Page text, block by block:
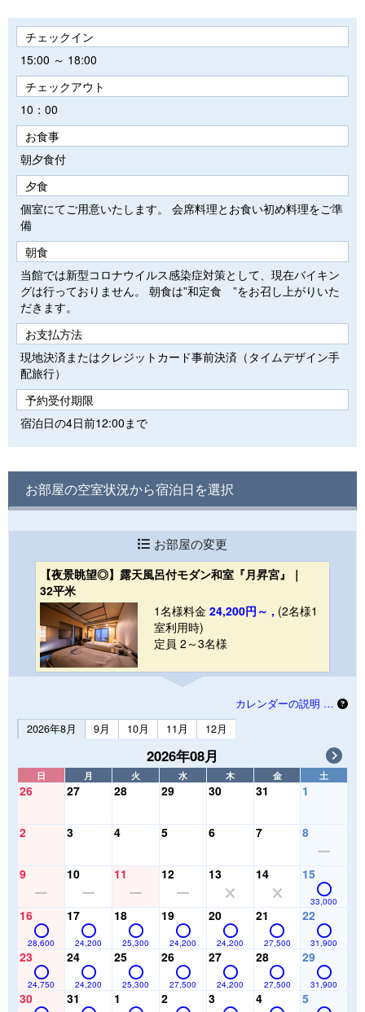
チェックイン
15:00 ～ 18:00
チェックアウト
10：00
お食事
朝夕食付
夕食
個室にてご用意いたします。 会席料理とお食い初め料理をご準
備
朝食
当館では新型コロナウイルス感染症対策として、現在バイキン
グは行っておりません。 朝食は”和定食 ”をお召し上がりいた
だきます。
お支払方法
現地決済またはクレジットカード事前決済（タイムデザイン手
配旅行）
予約受付期限
宿泊日の4日前12:00まで
お部屋の空室状況から宿泊日を選択
お部屋の変更
【夜景眺望◎】露天風呂付モダン和室『月昇宮』｜
32平米
1名様料金 24,200円～ , (2名様1
室利用時)
定員 2～3名様
カレンダーの説明 …
2026年8月
9月 10月 11月 12月
2026年08月
日 月 火 水 木 金 土
26 27 28 29 30 31 1
2 3 4 5 6 7 8
9 10 11 12 13 14 15
33,000
16
28,600
17
24,200
18
25,300
19
24,200
20
24,200
21
27,500
22
31,900
23
24,750
24
24,200
25
25,300
26
27,500
27
24,200
28
27,500
29
31,900
30 31 1 2 3 4 5